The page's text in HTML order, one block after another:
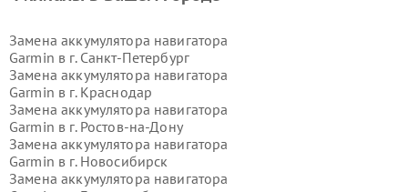
Замена аккумулятора навигатора
Garmin в г. Санкт-Петербург
Замена аккумулятора навигатора
Garmin в г. Краснодар
Замена аккумулятора навигатора
Garmin в г. Ростов-на-Дону
Замена аккумулятора навигатора
Garmin в г. Новосибирск
Замена аккумулятора навигатора